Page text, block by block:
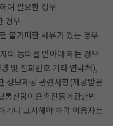
여 필요한 경우
경우
불가피한 사유가 있는 경우
의 동의를 받아야 하는 경우
및 전화번호 기타 연락처),
정보제공 관련사항(제공받은
통신망이용촉진등에관한법
거나 고지해야 하며 이용자는